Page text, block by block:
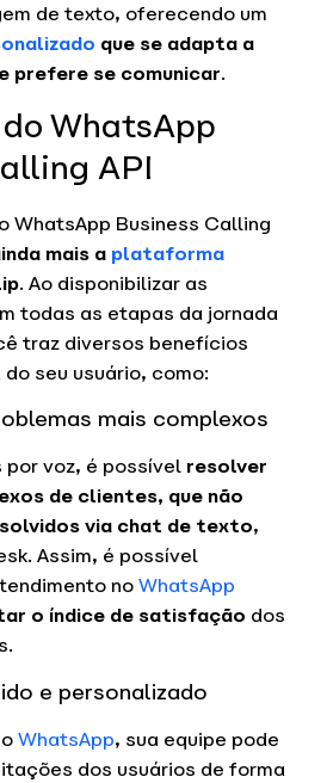
de texto, oferecendo um
que se adapta a
prefere se comunicar.
WhatsApp
API
WhatsApp Business Calling
mais aplataforma
. Ao disponibilizar as
todas as etapas da jornada
traz diversos benefícios
seu usuário, como:
mais complexos
por voz, é possívelresolver
de clientes, que não
via chat de texto,
Assim, é possível
noWhatsApp
o índice de satisfação dos
e personalizado
WhatsApp, sua equipe pode
dos usuários de forma